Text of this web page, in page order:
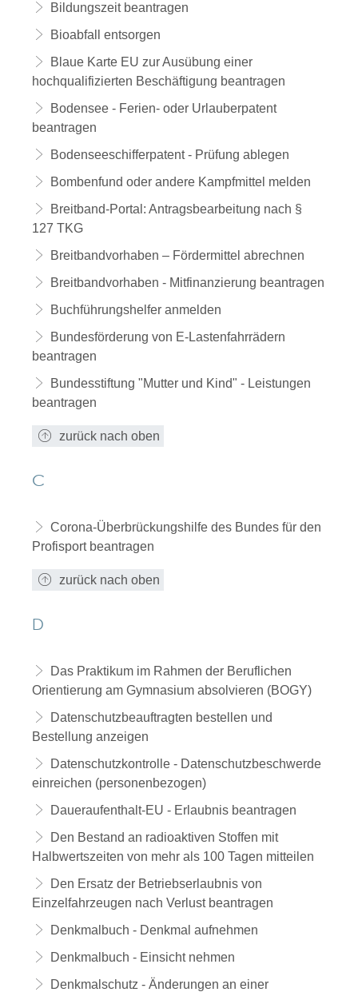
Bildungszeit beantragen
Bioabfall entsorgen
Blaue Karte EU zur Ausübung einer
hochqualifizierten Beschäftigung beantragen
Bodensee - Ferien- oder Urlauberpatent
beantragen
Bodenseeschifferpatent - Prüfung ablegen
Bombenfund oder andere Kampfmittel melden
Breitband-Portal: Antragsbearbeitung nach §
127 TKG
Breitbandvorhaben – Fördermittel abrechnen
Breitbandvorhaben - Mitfinanzierung beantragen
Buchführungshelfer anmelden
Bundesförderung von E-Lastenfahrrädern
beantragen
Bundesstiftung "Mutter und Kind" - Leistungen
beantragen
zurück nach oben
C
Corona-Überbrückungshilfe des Bundes für den
Profisport beantragen
zurück nach oben
D
Das Praktikum im Rahmen der Beruflichen
Orientierung am Gymnasium absolvieren (BOGY)
Datenschutzbeauftragten bestellen und
Bestellung anzeigen
Datenschutzkontrolle - Datenschutzbeschwerde
einreichen (personenbezogen)
Daueraufenthalt-EU - Erlaubnis beantragen
Den Bestand an radioaktiven Stoffen mit
Halbwertszeiten von mehr als 100 Tagen mitteilen
Den Ersatz der Betriebserlaubnis von
Einzelfahrzeugen nach Verlust beantragen
Denkmalbuch - Denkmal aufnehmen
Denkmalbuch - Einsicht nehmen
Denkmalschutz - Änderungen an einer